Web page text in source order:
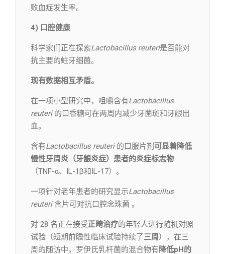
败血症发生率。
4) 口腔健康
科学家们正在探索Lactobacillus reuteri是否能对
抗主要的蛀牙细菌。
现有数据相互矛盾。
在一项小型研究中，咀嚼含有Lactobacillus
reuteri 的口香糖可在两周内减少牙菌斑和牙龈出
血。
含有Lactobacillus reuteri 的口服片剂 可显着降低
慢性牙周炎（牙龈炎症）患者的炎症标志物
（TNF-α、IL-1β和IL-17）。
一项针对老年患者的研究显示Lactobacillus
reuteri 含片可对抗口腔念珠菌 。
对 28 名正在接受正畸治疗的年轻人进行随机对照
试验（短期前瞻性临床试验持续了 三周 ），在三
周的随访中，罗伊氏乳杆菌的混合物有降低pH的